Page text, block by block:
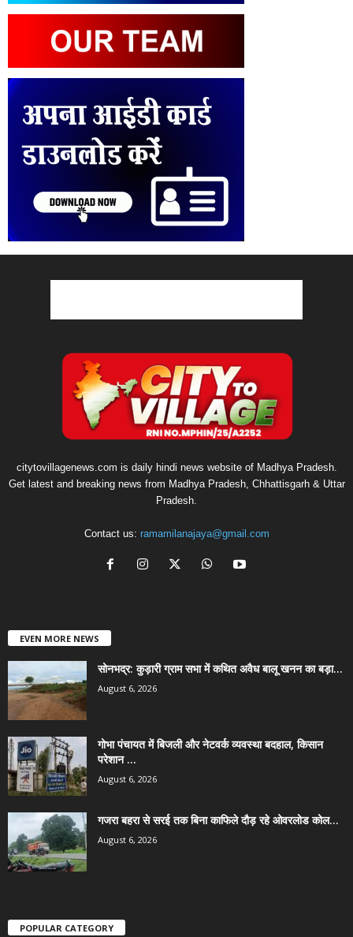
citytovillagenews.com is daily hindi news website of Madhya Pradesh.
Get latest and breaking news from Madhya Pradesh, Chhattisgarh & Uttar
Pradesh.
Contact us: ramamilanajaya@gmail.com
EVEN MORE NEWS
सोनभद्र: कुड़ारी ग्राम सभा में कथित अवैध बालू खनन का बड़ा...
August 6, 2026
गोभा पंचायत में बिजली और नेटवर्क व्यवस्था बदहाल, किसान
परेशान ...
August 6, 2026
गजरा बहरा से सरई तक बिना काफिले दौड़ रहे ओवरलोड कोल...
August 6, 2026
POPULAR CATEGORY